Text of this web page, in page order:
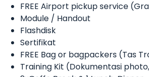
FREE Airport pickup service
Module / Handout
Flashdisk
Sertifikat
FREE Bag or bagpackers (Tas
Training Kit (Dokumentasi